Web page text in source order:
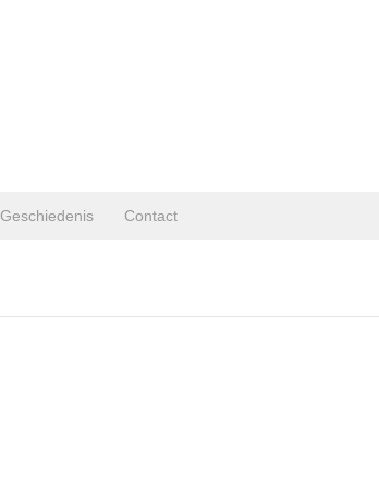
Geschiedenis Contact